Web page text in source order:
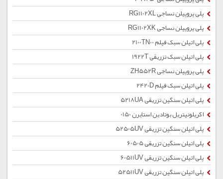
پلی پروپیلن نساجی RG1102XL
پلی پروپیلن نساجی RG1102XK
پلی اتیلن سبک فیلم 2100TN00
پلی اتیلن سبک تزریقی 1922T
پلی پروپیلن نساجی ZH552R
پلی اتیلن سبک فیلم 2420D
پلی اتیلن سنگین تزریقی 5218UA
اکریلونیتریل بوتادین استایرن 0150
پلی اتیلن سنگین تزریقی 52505UV
پلی اتیلن سنگین تزریقی 60505
پلی اتیلن سنگین تزریقی 60511UV
پلی اتیلن سنگین تزریقی 52511UV